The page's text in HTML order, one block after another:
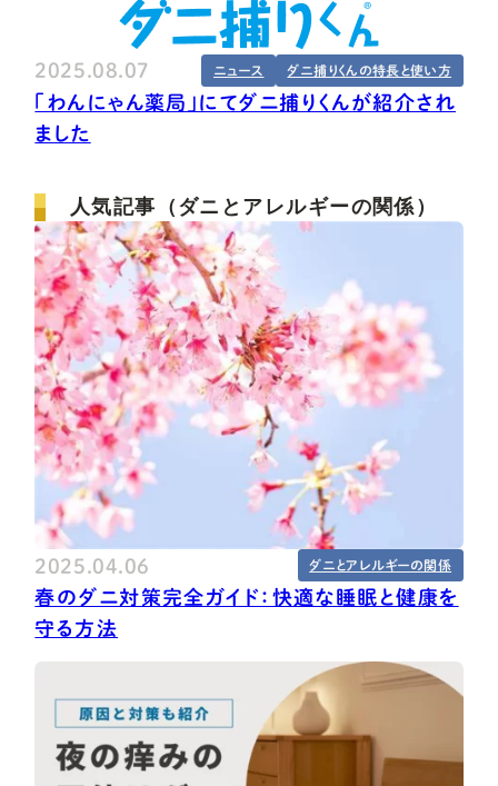
2025.08.07 ニュース ダニ捕りくんの特長と使い方
「わんにゃん薬局」にてダニ捕りくんが紹介され
ました
人気記事（ダニとアレルギーの関係）
2025.04.06 ダニとアレルギーの関係
春のダニ対策完全ガイド：快適な睡眠と健康を
守る方法